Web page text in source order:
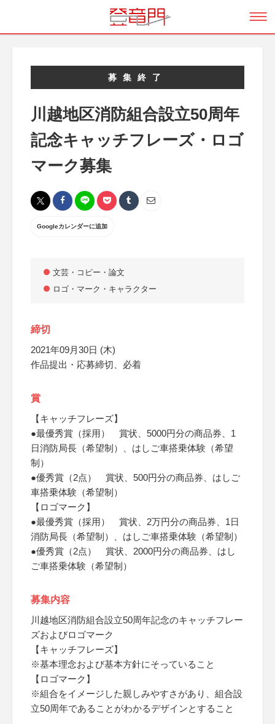
募集終了
川越地区消防組合設立50周年
記念キャッチフレーズ・ロゴ
マーク募集
Googleカレンダーに追加
文芸・コピー・論文
ロゴ・マーク・キャラクター
締切
2021年09月30日 (木)
作品提出・応募締切、必着
賞
【キャッチフレーズ】
●最優秀賞（採用） 賞状、5000円分の商品券、1
日消防局長（希望制）、はしご車搭乗体験（希望
制）
●優秀賞（2点） 賞状、500円分の商品券、はしご
車搭乗体験（希望制）
【ロゴマーク】
●最優秀賞（採用） 賞状、2万円分の商品券、1日
消防局長（希望制）、はしご車搭乗体験（希望制）
●優秀賞（2点） 賞状、2000円分の商品券、はし
ご車搭乗体験（希望制）
募集内容
川越地区消防組合設立50周年記念のキャッチフレー
ズおよびロゴマーク
【キャッチフレーズ】
※基本理念および基本方針にそっていること
【ロゴマーク】
※組合をイメージした親しみやすさがあり、組合設
立50周年であることがわかるデザインとすること